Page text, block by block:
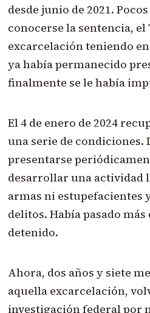
desde junio de 2021.
conocerse la sentencia,
excarcelación teniendo
ya había permanecido
finalmente se le había
El 4 de enero de 2024
una serie de condiciones.
presentarse
desarrollar una actividad
armas ni estupefacientes
delitos. Había pasado
detenido.
Ahora, dos años y siete
aquella excarcelación,
investigación federal por